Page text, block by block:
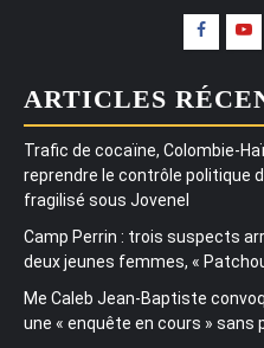
ARTICLES
Trafic de cocaïne, Colombie-
reprendre le contrôle politique
fragilisé sous Jovenel
Camp Perrin : trois suspects
deux jeunes femmes, «
Me Caleb Jean-Baptiste
une « enquête en cours » sans